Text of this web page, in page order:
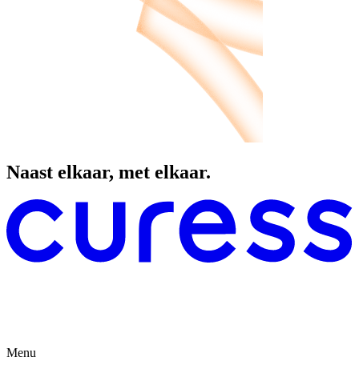
Naast elkaar, met elkaar.
Menu